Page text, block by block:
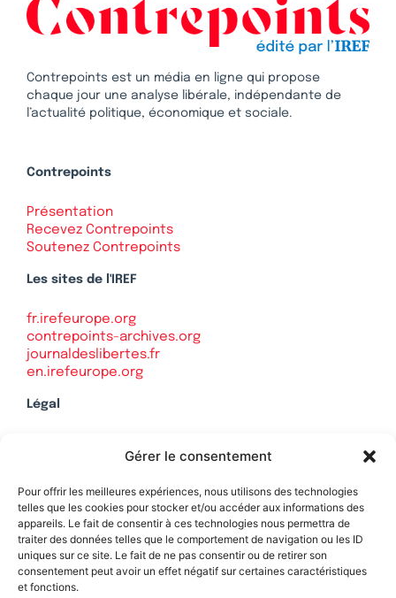
Gérer le consentement
Pour offrir les meilleures expériences, nous utilisons des technologies
telles que les cookies pour stocker et/ou accéder aux informations des
appareils. Le fait de consentir à ces technologies nous permettra de
traiter des données telles que le comportement de navigation ou les ID
uniques sur ce site. Le fait de ne pas consentir ou de retirer son
consentement peut avoir un effet négatif sur certaines caractéristiques
et fonctions.
Contrepoints est un média en ligne qui propose
chaque jour une analyse libérale, indépendante de
l’actualité politique, économique et sociale.
Contrepoints
Présentation
Recevez Contrepoints
Soutenez Contrepoints
Les sites de l'IREF
fr.irefeurope.org
contrepoints-archives.org
journaldeslibertes.fr
en.irefeurope.org
Légal
Politique de confidentialité
Soutenez Contrepoints